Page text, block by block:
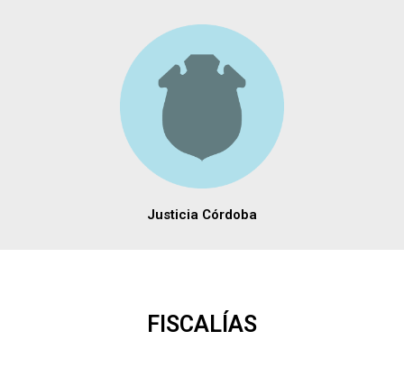
Justicia Córdoba
FISCALÍAS